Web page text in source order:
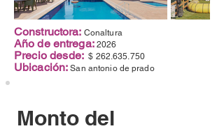
Constructora: Conaltura
Año de entrega: 2026
Precio desde: $ 262.635.750
Ubicación: San antonio de prado
Monto del